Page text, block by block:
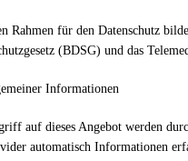
Rahmen für den Datenschutz
(BDSG) und das
Informationen
auf dieses Angebot werden
automatisch Informationen